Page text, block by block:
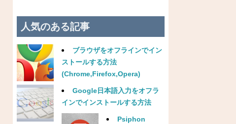
人気のある記事
ブラウザをオフラインでイン
ストールする方法
(Chrome,Firefox,Opera)
Google日本語入力をオフラ
インでインストールする方法
Psiphon